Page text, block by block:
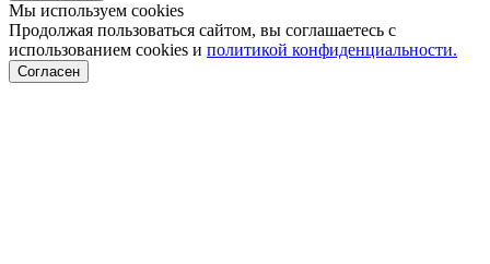
Мы используем cookies
Продолжая пользоваться сайтом, вы соглашаетесь с
использованием cookies и политикой конфиденциальности.
Согласен